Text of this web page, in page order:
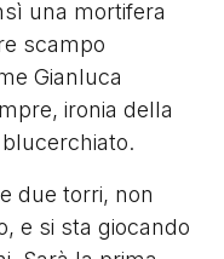
una mortifera
scampo
Gianluca
ironia della
due torri, non
e si sta giocando